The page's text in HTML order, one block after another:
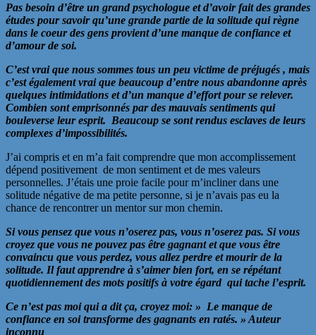
Pas besoin d’être un grand psychologue et d’avoir fait des grandes
études pour savoir qu’une grande partie de la solitude qui règne
dans le coeur des gens provient d’une manque de confiance et
d’amour de soi.
C’est vrai que nous sommes tous un peu victime de préjugés , mais
c’est également vrai que beaucoup d’entre nous abandonne après
quelques intimidations et d’un manque d’effort pour se relever.
Combien sont emprisonnés par des mauvais sentiments qui
bouleverse leur esprit. Beaucoup se sont rendus esclaves de leurs
complexes d’impossibilités.
J’ai compris et en m’a fait comprendre que mon accomplissement
dépend positivement de mon sentiment et de mes valeurs
personnelles. J’étais une proie facile pour m’incliner dans une
solitude négative de ma petite personne, si je n’avais pas eu la
chance de rencontrer un mentor sur mon chemin.
Si vous pensez que vous n’oserez pas, vous n’oserez pas. Si vous
croyez que vous ne pouvez pas être gagnant et que vous être
convaincu que vous perdez, vous allez perdre et mourir de la
solitude. Il faut apprendre à s’aimer bien fort, en se répétant
quotidiennement des mots positifs à votre égard qui tache l’esprit.
Ce n’est pas moi qui a dit ça, croyez moi: » Le manque de
confiance en soi transforme des gagnants en ratés. » Auteur
inconnu